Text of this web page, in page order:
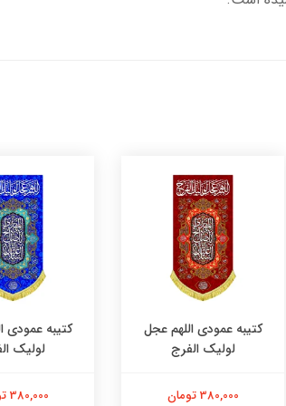
کتیبه عمودی اللهم عجل
لولیک الفرج
380,000 تومان
کتیبه عمودی
لولیک
380,000 تومان